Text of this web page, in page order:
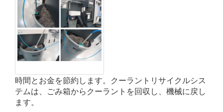
時間とお金を節約します。クーラントリサイクルシス
テムは、ごみ箱からクーラントを回収し、機械に戻し
ます。